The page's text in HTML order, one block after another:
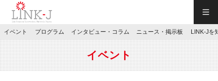
JP／EN
イベント プログラム インタビュー・コラム ニュース・掲示板 LINK-Jを
イベント